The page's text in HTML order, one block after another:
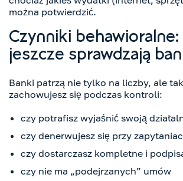
można potwierdzić.
Czynniki behawioralne:
jeszcze sprawdzają
Banki patrzą nie tylko na liczby, ale
zachowujesz się podczas kontroli:
czy potrafisz wyjaśnić swoją
czy denerwujesz się przy
czy dostarczasz kompletne i
czy nie ma „podejrzanych” umów